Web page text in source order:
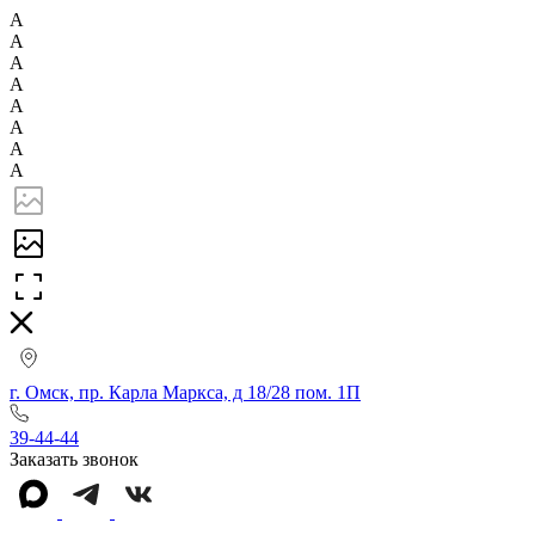
А
А
А
А
А
А
А
А
г. Омск, пр. Карла Маркса, д 18/28 пом. 1П
39-44-44
Заказать звонок